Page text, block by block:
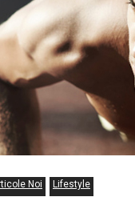
Noi Lifestyle